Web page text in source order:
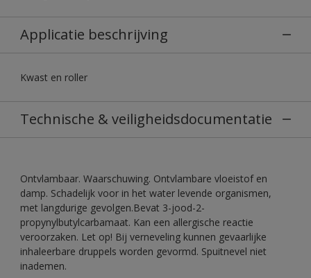
Applicatie beschrijving
Kwast en roller
Technische & veiligheidsdocumentatie
Ontvlambaar. Waarschuwing. Ontvlambare vloeistof en
damp. Schadelijk voor in het water levende organismen,
met langdurige gevolgen.Bevat 3-jood-2-
propynylbutylcarbamaat. Kan een allergische reactie
veroorzaken. Let op! Bij verneveling kunnen gevaarlijke
inhaleerbare druppels worden gevormd. Spuitnevel niet
inademen.